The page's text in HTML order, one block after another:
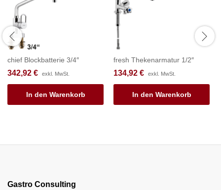
chief Blockbatterie 3/4″
342,92 € exkl. MwSt.
In den Warenkorb
fresh Thekenarmatur 1/2″
134,92 € exkl. MwSt.
In den Warenkorb
Gastro Consulting